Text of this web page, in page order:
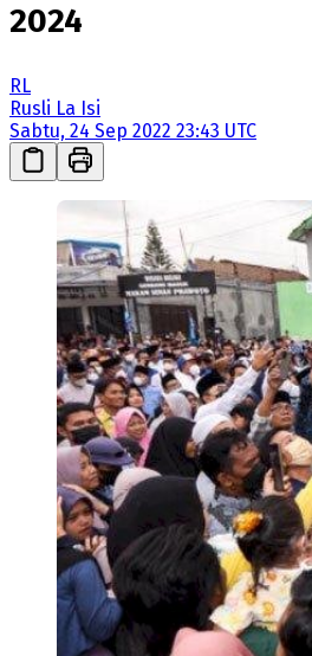
2024
RL
Rusli La Isi
Sabtu, 24 Sep 2022 23:43 UTC